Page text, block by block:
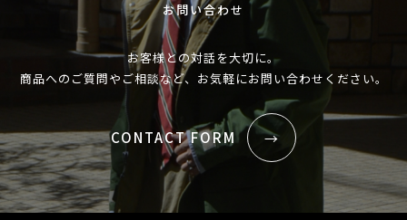
お問い合わせ
お客様との対話を大切に。
商品へのご質問やご相談など、お気軽にお問い合わせください。
CONTACT FORM